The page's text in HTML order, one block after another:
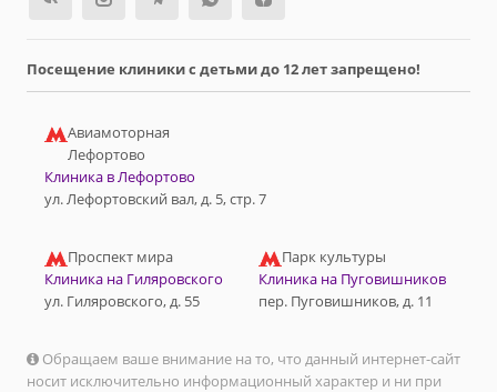
Посещение клиники с детьми до 12 лет запрещено!
Авиамоторная
Лефортово
Клиника в Лефортово
ул. Лефортовский вал, д. 5, стр. 7
Проспект мира
Клиника на Гиляровского
ул. Гиляровского, д. 55
Парк культуры
Клиника на Пуговишников
пер. Пуговишников, д. 11
Обращаем ваше внимание на то, что данный интернет-сайт
носит исключительно информационный характер и ни при